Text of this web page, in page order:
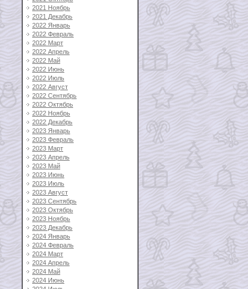
2021 Ноябрь
2021 Декабрь
2022 Январь
2022 Февраль
2022 Март
2022 Апрель
2022 Май
2022 Июнь
2022 Июль
2022 Август
2022 Сентябрь
2022 Октябрь
2022 Ноябрь
2022 Декабрь
2023 Январь
2023 Февраль
2023 Март
2023 Апрель
2023 Май
2023 Июнь
2023 Июль
2023 Август
2023 Сентябрь
2023 Октябрь
2023 Ноябрь
2023 Декабрь
2024 Январь
2024 Февраль
2024 Март
2024 Апрель
2024 Май
2024 Июнь